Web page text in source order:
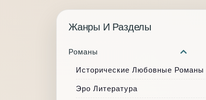
Жанры И Разделы
Романы
Исторические Любовные Романы
Эро Литература